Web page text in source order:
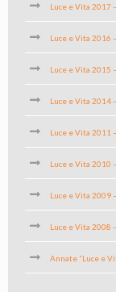
Luce e Vita 2017
Luce e Vita 2016
Luce e Vita 2015
Luce e Vita 2014
Luce e Vita 2011
Luce e Vita 2010
Luce e Vita 2009
Luce e Vita 2008
Annate “Luce e